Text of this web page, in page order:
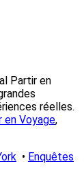
Partir en
réelles.
en Voyage,
• Enquêtes